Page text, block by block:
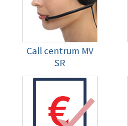
Call centrum MV
SR